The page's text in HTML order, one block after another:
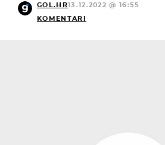
GOL.HR13.12.2022 @ 16:55
KOMENTARI